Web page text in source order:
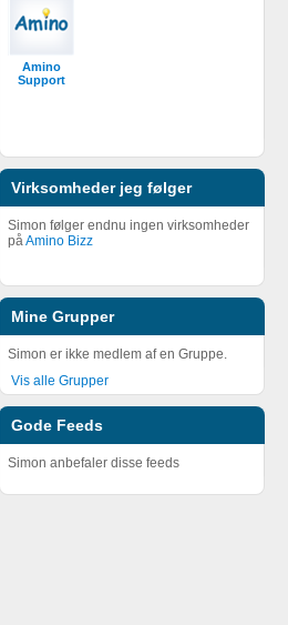
Amino
Support
Virksomheder jeg følger
Simon følger endnu ingen virksomheder
påAmino Bizz
Mine Grupper
Simon er ikke medlem af en Gruppe.
Vis alle Grupper
Gode Feeds
Simon anbefaler disse feeds